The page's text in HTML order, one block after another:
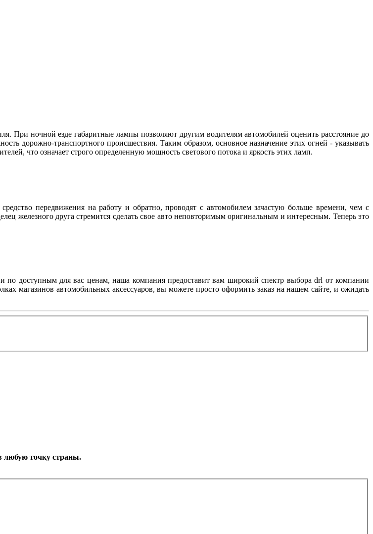
При ночной езде габаритные лампы позволяют другим водителям автомобилей оценить расстояние до
дорожно-транспортного происшествия. Таким образом, основное назначение этих огней - указывать
что означает строго определенную мощность светового потока и яркость этих ламп.
передвижения на работу и обратно, проводят с автомобилем зачастую больше времени, чем с
железного друга стремится сделать свое авто неповторимым оригинальным и интересным. Теперь это
доступным для вас ценам, наша компания предоставит вам широкий спектр выбора drl от компании
магазинов автомобильных аксессуаров, вы можете просто оформить заказ на нашем сайте, и ожидать
любую точку страны.